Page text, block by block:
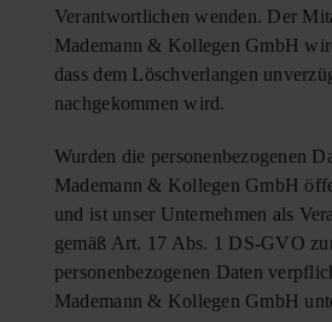
Verantwortlichen wenden. Der
Mademann & Kollegen GmbH
dass dem Löschverlangen
nachgekommen wird.
Wurden die personenbezogenen
Mademann & Kollegen GmbH
und ist unser Unternehmen als
gemäß Art. 17 Abs. 1 DS-GVO
personenbezogenen Daten
Mademann & Kollegen GmbH